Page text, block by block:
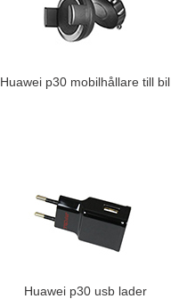
Huawei p30 mobilhållare till bil
Huawei p30 usb lader